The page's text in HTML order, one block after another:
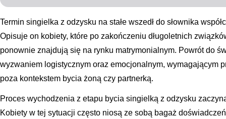
Termin singielka z odzysku na stałe wszedł do słownika
Opisuje on kobiety, które po zakończeniu długoletnich
ponownie znajdują się na rynku matrymonialnym. Powrót do
wyzwaniem logistycznym oraz emocjonalnym, wymagającym
poza kontekstem bycia żoną czy partnerką.
Proces wychodzenia z etapu bycia singielką z odzysku
Kobiety w tej sytuacji często niosą ze sobą bagaż